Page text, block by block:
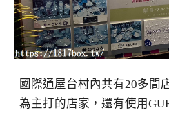
國際通屋台村內共有20多間
為主打的店家，還有使用